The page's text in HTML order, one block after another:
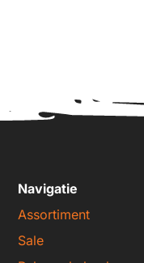
Navigatie
Assortiment
Sale